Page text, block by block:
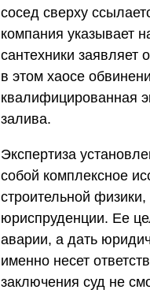
сосед сверху
компания указывает
сантехники заявляет
в этом хаосе
квалифицированная
залива.
Экспертиза
собой комплексное
строительной
юриспруденции. Ее
аварии, а дать
именно несет
заключения суд не